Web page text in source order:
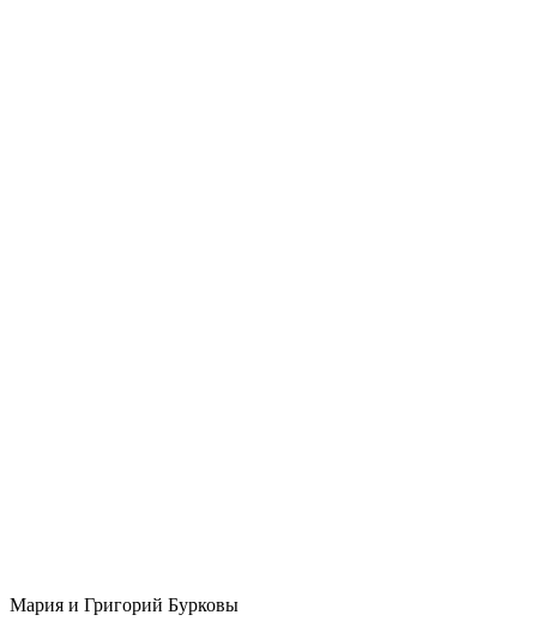
Мария и Григорий Бурковы